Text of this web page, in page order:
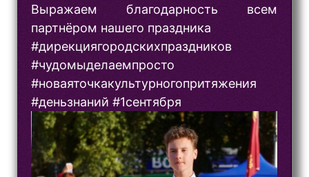
Выражаем благодарность всем
партнёром нашего праздника
#дирекциягородскихпраздников
#чудомыделаемпросто
#новаяточкакультурногопритяжения
#деньзнаний #1сентября